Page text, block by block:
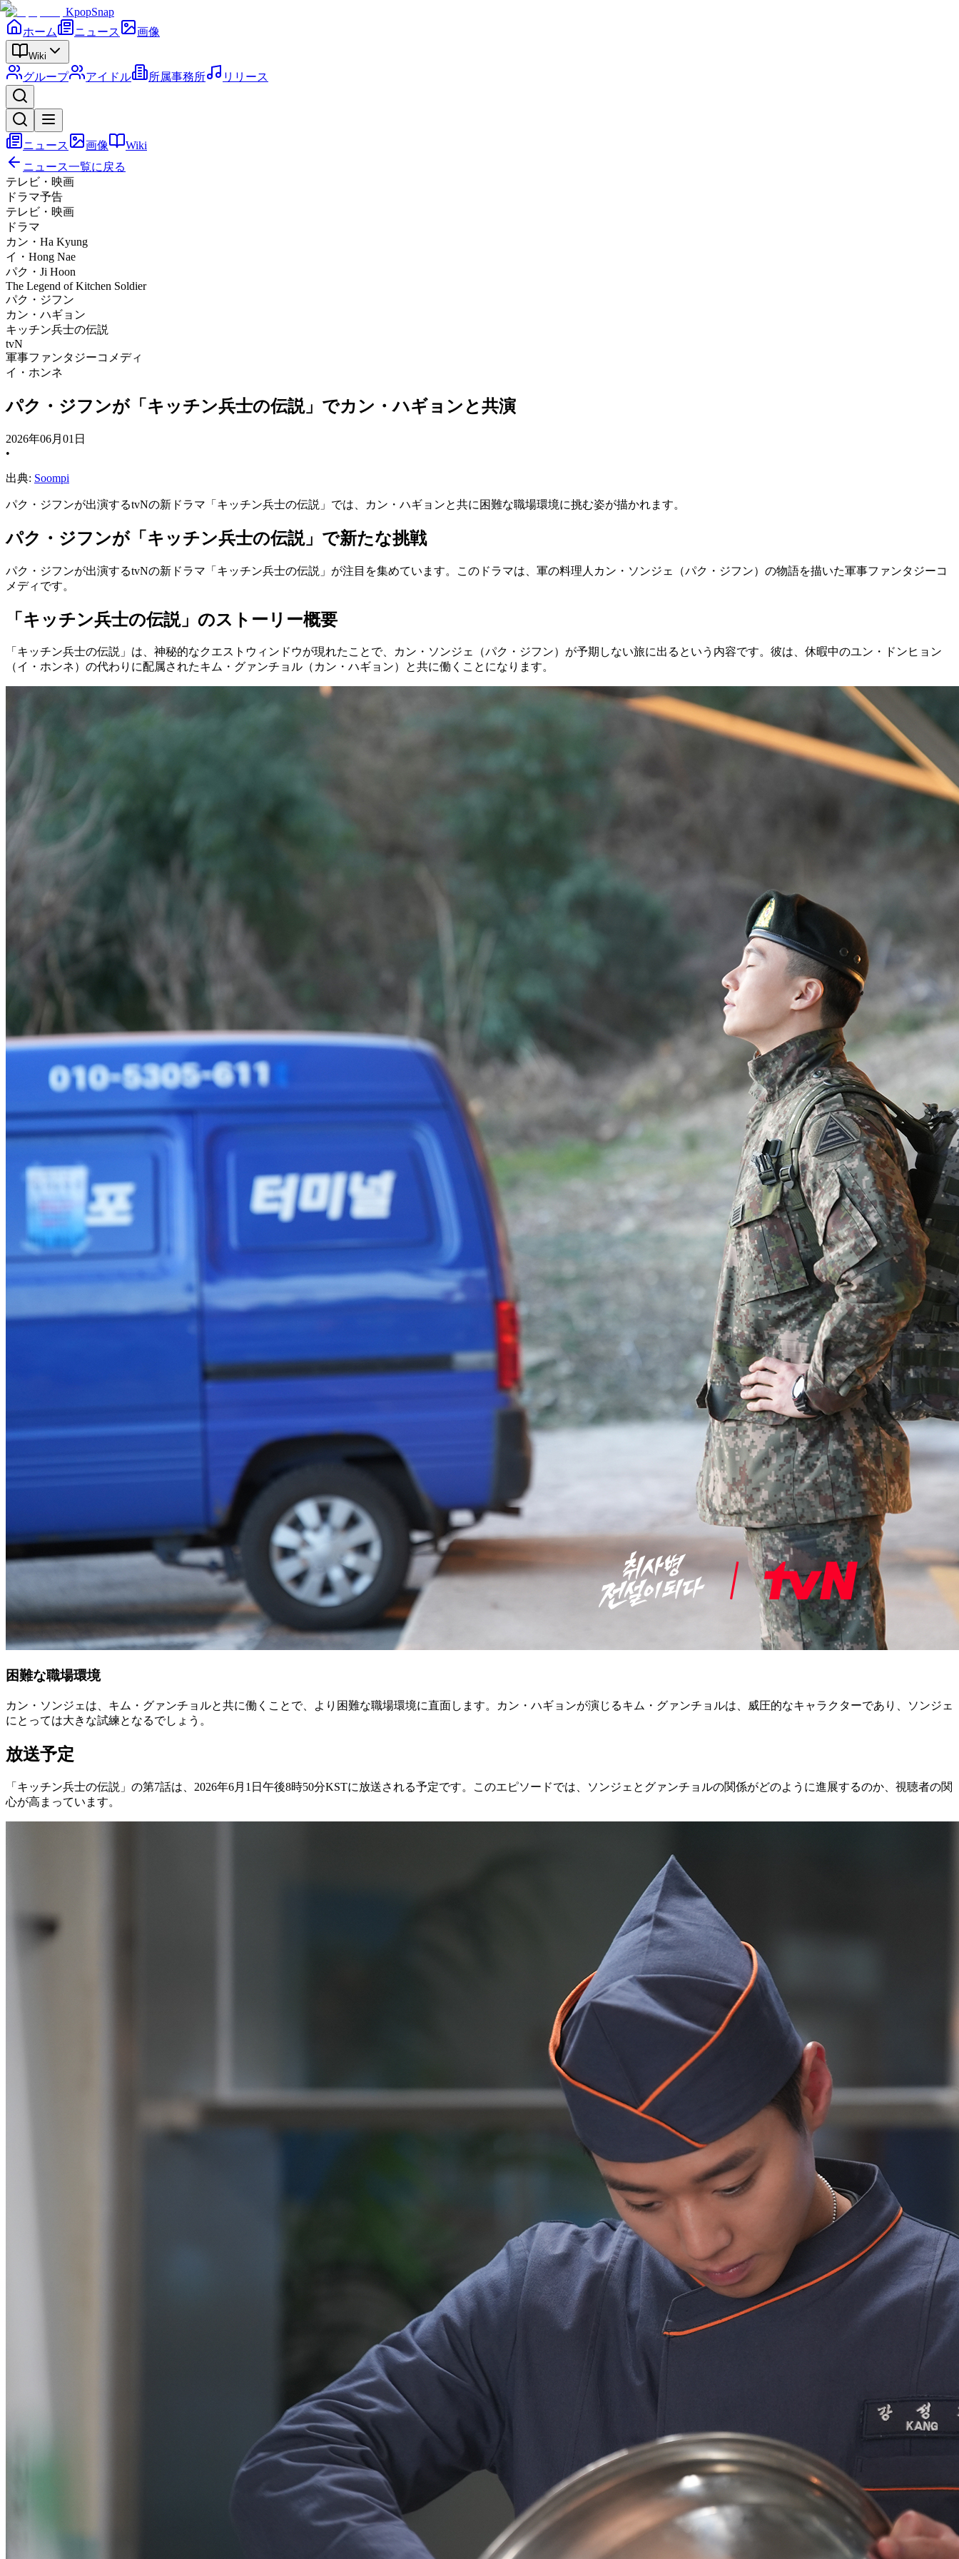
KpopSnap
ホーム
ニュース 画像
Wiki
グループ アイドル 所属事務所 リリース
ニュース 画像
Wiki
ニュース一覧に戻る
テレビ・映画
ドラマ予告
テレビ・映画
ドラマ
カン・Ha Kyung
イ・Hong Nae
パク・Ji Hoon
The Legend of Kitchen Soldier
パク・ジフン
カン・ハギョン
キッチン兵士の伝説
tvN
軍事ファンタジーコメディ
イ・ホンネ
パク・ジフンが「キッチン兵士の伝説」でカン・ハギョンと共演
2026年06月01日
•
出典: Soompi
パク・ジフンが出演するtvNの新ドラマ「キッチン兵士の伝説」では、カン・ハギョンと共に困難な職場環境に挑む姿が描かれます。
パク・ジフンが「キッチン兵士の伝説」で新たな挑戦
パク・ジフンが出演するtvNの新ドラマ「キッチン兵士の伝説」が注目を集めています。このドラマは、軍の料理人カン・ソンジェ（パク・ジフン）の物語を描いた軍事ファンタジーコ
メディです。
「キッチン兵士の伝説」のストーリー概要
「キッチン兵士の伝説」は、神秘的なクエストウィンドウが現れたことで、カン・ソンジェ（パク・ジフン）が予期しない旅に出るという内容です。彼は、休暇中のユン・ドンヒョン
（イ・ホンネ）の代わりに配属されたキム・グァンチョル（カン・ハギョン）と共に働くことになります。
困難な職場環境
カン・ソンジェは、キム・グァンチョルと共に働くことで、より困難な職場環境に直面します。カン・ハギョンが演じるキム・グァンチョルは、威圧的なキャラクターであり、ソンジェ
にとっては大きな試練となるでしょう。
放送予定
「キッチン兵士の伝説」の第7話は、2026年6月1日午後8時50分KSTに放送される予定です。このエピソードでは、ソンジェとグァンチョルの関係がどのように進展するのか、視聴者の関
心が高まっています。